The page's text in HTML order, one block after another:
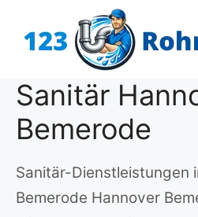
Inhalt
Sanitär
Bemerode
Sanitär-Dienstleistungen
Bemerode Hannover